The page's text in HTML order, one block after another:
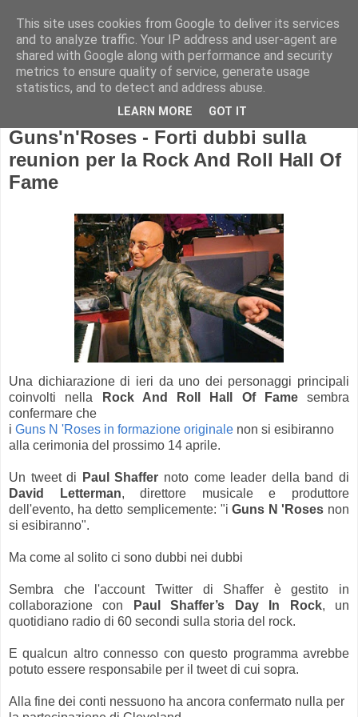
Guns'n'Roses - Forti dubbi sulla
reunion per la Rock And Roll Hall Of
Fame
Una dichiarazione di ieri da uno dei personaggi principali
coinvolti nella
Rock And Roll Hall Of Famesembra
confermare che
i Guns N 'Roses in formazione originale non si esibiranno
alla cerimonia del prossimo 14 aprile.
Un tweet di Paul Shaffer noto come leader della band di
David Letterman, direttore musicale e produttore
dell'evento, ha detto semplicemente: "iGuns N 'Roses non
si esibiranno".
Ma come al solito ci sono dubbi nei dubbi
Sembra che l'account Twitter di Shaffer è gestito in
collaborazione con
Paul Shaffer’s Day In Rock, un
quotidiano radio di 60 secondi sulla storia del rock.
E qualcun altro connesso con questo programma avrebbe
potuto essere responsabile per il tweet di cui sopra.
Alla fine dei conti nessuono ha ancora confermato nulla per
This site uses cookies from Google to deliver its services
and to analyze traffic. Your IP address and user-agent are
shared with Google along with performance and security
metrics to ensure quality of service, generate usage
statistics, and to detect and address abuse.
LEARN MORE GOT IT